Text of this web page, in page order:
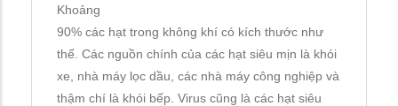
Khoảng
90% các hạt trong không khí có kích thước như
thế. Các nguồn chính của các hạt siêu mịn là khói
xe, nhà máy lọc dầu, các nhà máy công nghiệp và
thậm chí là khói bếp. Virus cũng là các hạt siêu